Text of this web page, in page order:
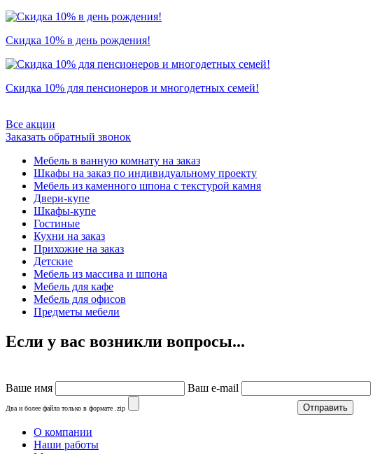
Скидка 10% в день рождения!
Скидка 10% для пенсионеров и многодетных семей!
Все акции
Заказать обратный звонок
Мебель в ванную комнату на заказ
Шкафы на заказ по индивидуальному проекту
Мебель из каменного шпона с текстурой камня
Двери-купе
Шкафы-купе
Гостиные
Кухни на заказ
Прихожие на заказ
Детские
Мебель из массива и шпона
Мебель для кафе
Мебель для офисов
Предметы мебели
Если у вас возникли вопросы...
Ваше имя Ваш e-mail
Два и более файла только в формате .zip
О компании
Наши работы